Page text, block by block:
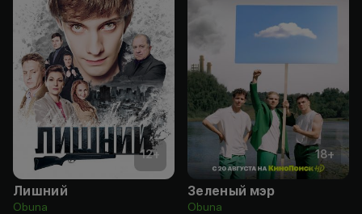
12+
Лишний
Obuna
18+
Зеленый мэр
Obuna